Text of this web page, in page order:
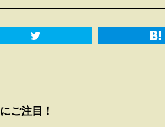
ご注目！